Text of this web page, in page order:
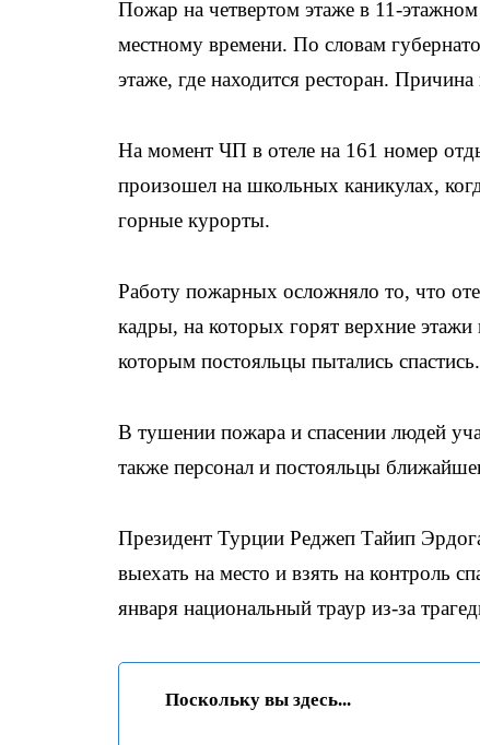
Пожар на четвертом этаже в 11-
местному времени. По словам
этаже, где находится ресторан.
На момент ЧП в отеле на 161 номер
произошел на школьных каникулах,
горные курорты.
Работу пожарных осложняло то, что
кадры, на которых горят верхние
которым постояльцы пытались спастись.
В тушении пожара и спасении людей
также персонал и постояльцы
Президент Турции Реджеп Тайип
выехать на место и взять на контроль
января национальный траур из-за
Поскольку вы здесь...